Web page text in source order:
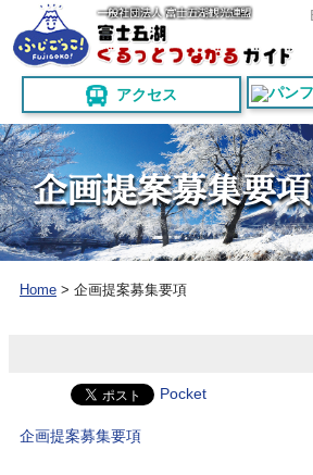
アクセス
企画提案募集要項
Home > 企画提案募集要項
Pocket
企画提案募集要項